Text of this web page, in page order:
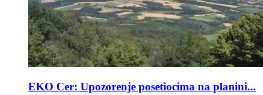
EKO Cer: Upozorenje posetiocima na planini...